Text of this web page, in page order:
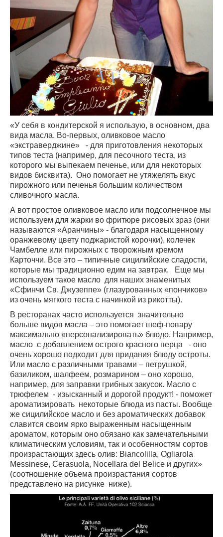
«У себя в кондитерской я использую, в основном, два
вида масла. Во-первых, оливковое масло
«экстраверджине» - для приготовления некоторых
типов теста (например, для песочного теста, из
которого мы выпекаем печенье, или для некоторых
видов бисквита). Оно помогает не утяжелять вкус
пирожного или печенья большим количеством
сливочного масла.
А вот простое оливковое масло или подсолнечное мы
используем для жарки во фритюре рисовых зраз (они
называются «Аранчины» - благодаря насыщенному
оранжевому цвету поджаристой корочки), колечек
Чамбелле или пирожных с творожным кремом
Карточчи. Все это – типичные сицилийские сладости,
которые мы традиционно едим на завтрак. Еще мы
используем такое масло для наших знаменитых
«Сфинчи Св. Джузеппе» (глазурованных «пончиков»
из очень мягкого теста с начинкой из рикотты).
В ресторанах часто используется значительно
больше видов масла – это помогает шеф-повару
максимально «персонализировать» блюдо. Например,
масло с добавлением острого красного перца - оно
очень хорошо подходит для придания блюду остроты.
Или масло с различными травами – петрушкой,
базиликом, шалфеем, розмарином – оно хорошо,
например, для заправки грибных закусок. Масло с
трюфелем - изысканный и дорогой продукт! - поможет
ароматизировать некоторые блюда из пасты. Вообще
же сицилийское масло и без ароматических добавок
славится своим ярко выраженным насыщенным
ароматом, которым оно обязано как замечательными
климатическим условиям, так и особенностям сортов
произрастающих здесь олив: Biancolilla, Ogliarola
Messinese, Cerasuola, Nocellara del Belice и других»
(соотношение объема произрастания сортов
представлено на рисунке ниже).